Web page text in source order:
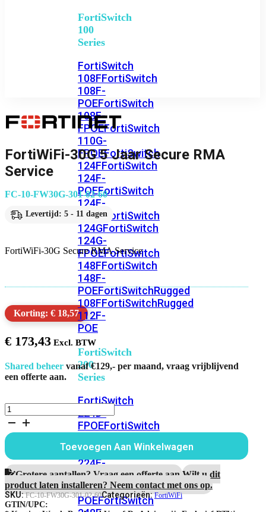
FortiSwitch
100
Series
FortiSwitch
108FFortiSwitch
108F-
POEFortiSwitch
108F-
FPOEFortiSwitch
110G-
FPOEFortiSwitch
124FFortiSwitch
124F-
POEFortiSwitch
124F-
FPOEFortiSwitch
124GFortiSwitch
124G-
FPOEFortiSwitch
148FFortiSwitch
148F-
POEFortiSwitchRugged
108FFortiSwitchRugged
112F-
POE
FortiSwitch
200
Series
FortiSwitch
224D-
FPOEFortiSwitch
224EFortiswitch
224E-
POEFortiSwitch
248E-
POEFortiSwitch
FortiWiFi-30G 5 Jaar Secure RMA
Service
FC-10-FW30G-301-02-60
Levertijd: 5 - 11 dagen
FortiWiFi-30G Secure RMA Service
Korting: € 18,57
€ 173,43
Shared beheer vanaf €129,- per maand, vraag vrijblijvend
een offerte aan.
FortiWiFi-
30G
Jaar
Secure
RMA
Service
aantal
Toevoegen Aan Winkelwagen
Grotere aantallen? Vraag een offerte aan.Wilt u dit
product laten installeren? Neem contact met ons op.
SKU:FC-10-FW30G-301-02-60Categorieën:FortiWiFi
GTIN/UPC: